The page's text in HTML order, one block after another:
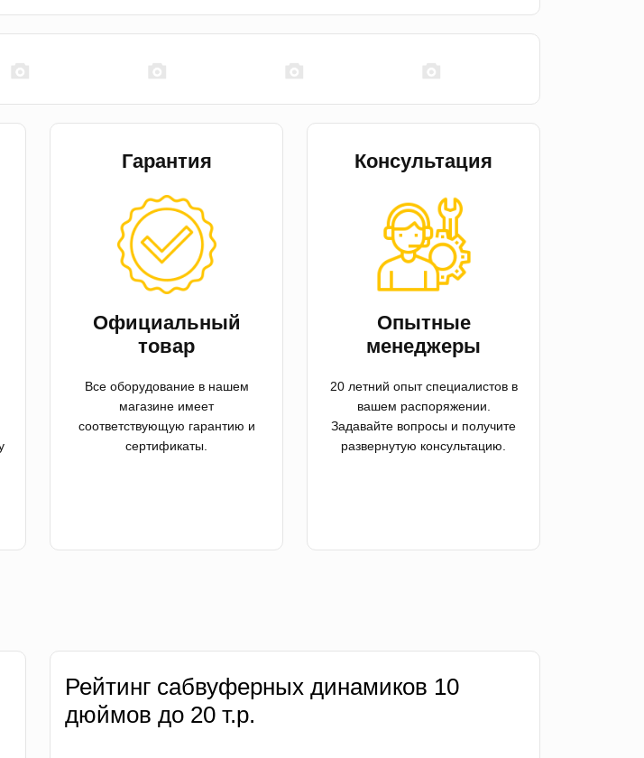
Гарантия
Официальный
товар
Все оборудование в нашем
магазине имеет
соответствующую гарантию и
сертификаты.
Консультация
Опытные
менеджеры
20 летний опыт специалистов в
вашем распоряжении.
Задавайте вопросы и получите
развернутую консультацию.
Рейтинг сабвуферных динамиков 10
дюймов до 20 т.р.